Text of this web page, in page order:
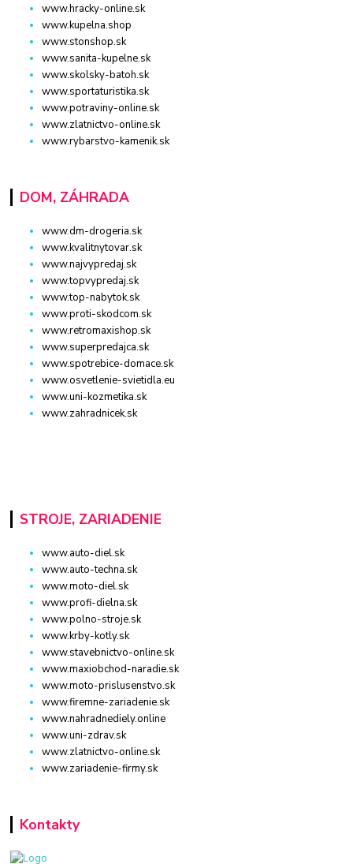
www.hracky-online.sk
www.kupelna.shop
www.stonshop.sk
www.sanita-kupelne.sk
www.skolsky-batoh.sk
www.sportaturistika.sk
www.potraviny-online.sk
www.zlatnictvo-online.sk
www.rybarstvo-kamenik.sk
DOM, ZÁHRADA
www.dm-drogeria.sk
www.kvalitnytovar.sk
www.najvypredaj.sk
www.topvypredaj.sk
www.top-nabytok.sk
www.proti-skodcom.sk
www.retromaxishop.sk
www.superpredajca.sk
www.spotrebice-domace.sk
www.osvetlenie-svietidla.eu
www.uni-kozmetika.sk
www.zahradnicek.sk
STROJE, ZARIADENIE
www.auto-diel.sk
www.auto-techna.sk
www.moto-diel.sk
www.profi-dielna.sk
www.polno-stroje.sk
www.krby-kotly.sk
www.stavebnictvo-online.sk
www.maxiobchod-naradie.sk
www.moto-prislusenstvo.sk
www.firemne-zariadenie.sk
www.nahradnediely.online
www.uni-zdrav.sk
www.zlatnictvo-online.sk
www.zariadenie-firmy.sk
Kontakty